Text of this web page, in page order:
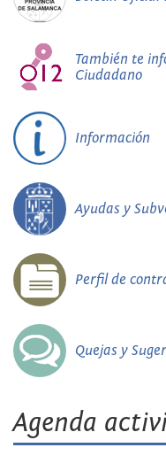
También te
Ciudadano
Información
Ayudas y
Perfil de
Quejas y
Agenda